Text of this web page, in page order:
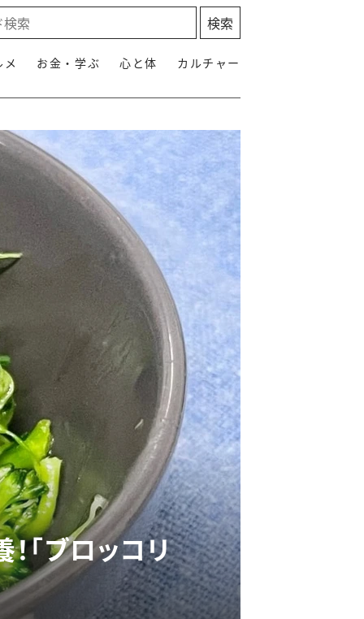
お金・学ぶ 心と体 カルチャー
！「ブロッコリ